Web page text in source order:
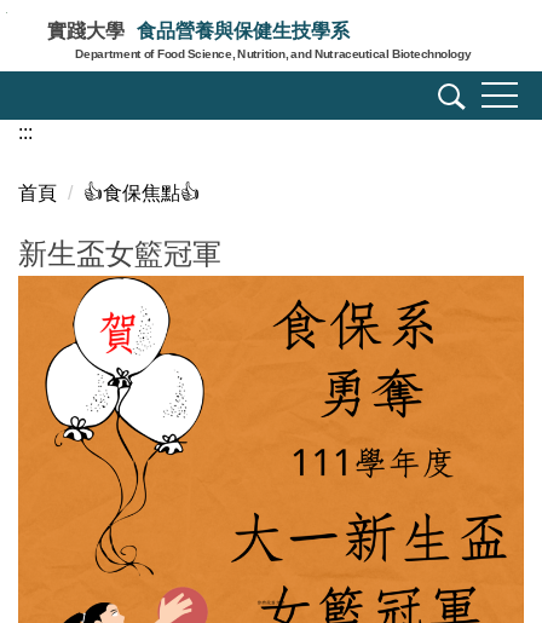
主
內
區
實踐大學 食品營養與保健生技學系
Department of Food Science, Nutrition, and Nutraceutical Biotechnology
:::
首頁 👍️食保焦點👍️
新生盃女籃冠軍